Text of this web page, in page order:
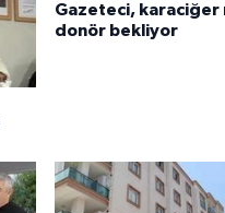
Gazeteci, karaciğer
donör bekliyor